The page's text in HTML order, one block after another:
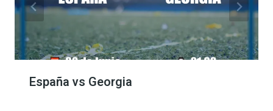
España vs Georgia